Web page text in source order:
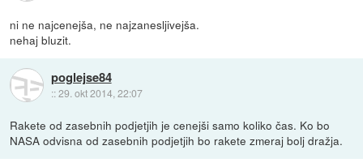
ni ne najcenejša, ne najzanesljivejša.
nehaj bluzit.
poglejse84
::29. okt 2014, 22:07
Rakete od zasebnih podjetjih je cenejši samo koliko čas. Ko bo
NASA odvisna od zasebnih podjetjih bo rakete zmeraj bolj dražja.